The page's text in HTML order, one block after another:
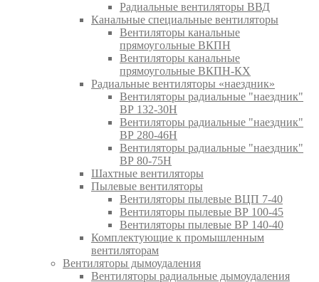
Радиальные вентиляторы ВВД
Канальные специальные вентиляторы
Вентиляторы канальные
прямоугольные ВКПН
Вентиляторы канальные
прямоугольные ВКПН-КХ
Радиальные вентиляторы «наездник»
Вентиляторы радиальные "наездник"
ВР 132-30Н
Вентиляторы радиальные "наездник"
ВР 280-46Н
Вентиляторы радиальные "наездник"
ВР 80-75Н
Шахтные вентиляторы
Пылевые вентиляторы
Вентиляторы пылевые ВЦП 7-40
Вентиляторы пылевые ВР 100-45
Вентиляторы пылевые ВР 140-40
Комплектующие к промышленным
вентиляторам
Вентиляторы дымоудаления
Вентиляторы радиальные дымоудаления